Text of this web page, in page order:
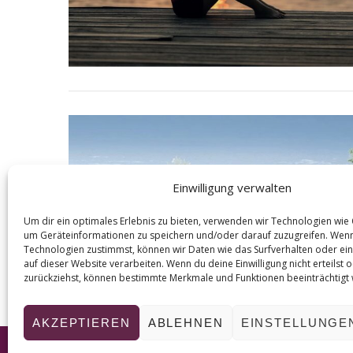
Einwilligung verwalten
Um dir ein optimales Erlebnis zu bieten, verwenden wir Technologien wie
um Geräteinformationen zu speichern und/oder darauf zuzugreifen.
Technologien zustimmst, können wir Daten wie das Surfverhalten oder
auf dieser Website verarbeiten. Wenn du deine Einwilligung nicht erteilst
zurückziehst, können bestimmte Merkmale und Funktionen beeinträchtigt
AKZEPTIEREN ABLEHNEN